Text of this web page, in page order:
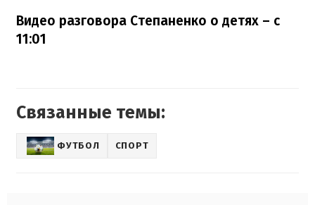
Видео разговора Степаненко о детях – с
11:01
Связанные темы:
ФУТБОЛ СПОРТ